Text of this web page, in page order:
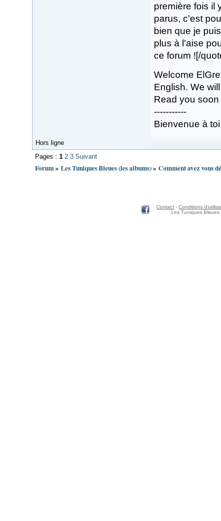
première fois il
parus, c'est
bien que je
plus à l'aise
ce forum ![/
Welcome
English. We
Read you
-----------
Bienvenue à
Hors ligne
Pages : 1 2 3 Suivant
Forum» Les Tuniques Bleues (les albums)» Comment avez vous
Contact - Conditions
Les Tuniques